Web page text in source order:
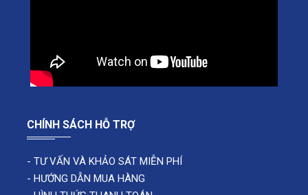
CHÍNH SÁCH HỖ TRỢ
- TƯ VẤN VÀ KHẢO SÁT MIỄN PHÍ
- HƯỚNG DẪN MUA HÀNG